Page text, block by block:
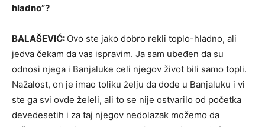
hladno”?
BALAŠEVIĆ: Ovo ste jako dobro rekli toplo-hladno, ali
jedva čekam da vas ispravim. Ja sam ubeđen da su
odnosi njega i Banjaluke celi njegov život bili samo topli.
Nažalost, on je imao toliku želju da dođe u Banjaluku i vi
ste ga svi ovde želeli, ali to se nije ostvarilo od početka
devedesetih i za taj njegov nedolazak možemo da